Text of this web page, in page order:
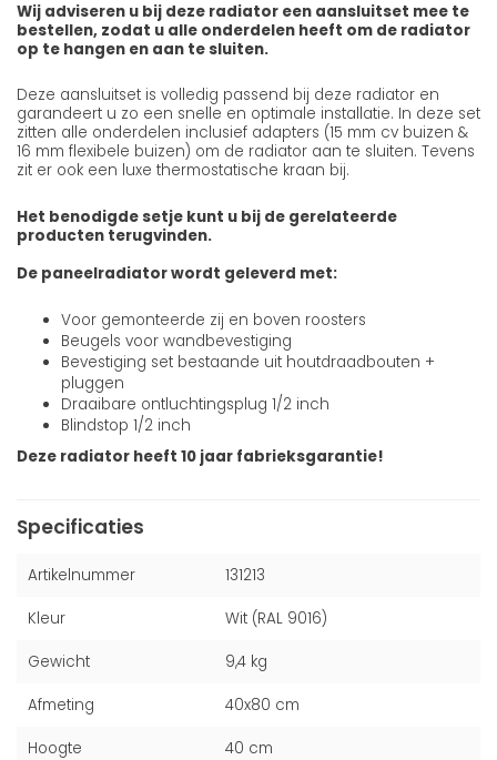
Wij adviseren u bij deze radiator een aansluitset mee te
bestellen, zodat u alle onderdelen heeft om de radiator
op te hangen en aan te sluiten.
Deze aansluitset is volledig passend bij deze radiator en
garandeert u zo een snelle en optimale installatie. In deze set
zitten alle onderdelen inclusief adapters (15 mm cv buizen &
16 mm flexibele buizen) om de radiator aan te sluiten. Tevens
zit er ook een luxe thermostatische kraan bij.
Het benodigde setje kunt u bij de gerelateerde
producten terugvinden.
De paneelradiator wordt geleverd met:
Voor gemonteerde zij en boven roosters
Beugels voor wandbevestiging
Bevestiging set bestaande uit houtdraadbouten +
pluggen
Draaibare ontluchtingsplug 1/2 inch
Blindstop 1/2 inch
Deze radiator heeft 10 jaar fabrieksgarantie!
Specificaties
Artikelnummer 131213
Kleur Wit (RAL 9016)
Gewicht 9,4 kg
Afmeting 40x80 cm
Hoogte 40 cm